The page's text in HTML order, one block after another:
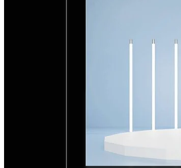
Ver marca